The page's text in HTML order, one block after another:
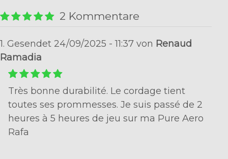
2 Kommentare
1. Gesendet 24/09/2025 - 11:37 von Renaud
Ramadia
Très bonne durabilité. Le cordage tient
toutes ses prommesses. Je suis passé de 2
heures à 5 heures de jeu sur ma Pure Aero
Rafa